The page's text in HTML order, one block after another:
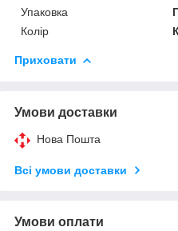
Упаковка
Колір
Приховати
Умови доставки
Нова Пошта
Всі умови доставки
Умови оплати